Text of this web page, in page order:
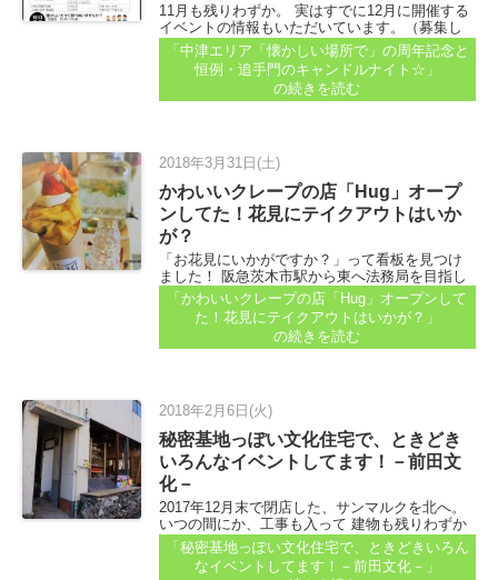
11月も残りわずか。 実はすでに12月に開催する
イベントの情報もいただいています。（募集し
まーす記事、後日アップしますね） 12月イベン
トまとめ記事のアップを待ってたらギリギリ過
ぎや…！というイベントと、今届いているイベ
ントを紹介します...
「中津エリア「懐かしい場所で」の周年記念と
恒例・追手門のキャンドルナイト☆」
の続きを読む
2018年3月31日(土)
かわいいクレープの店「Hug」オープ
ンしてた！花見にテイクアウトはいか
が？
「お花見にいかがですか？」って看板を見つけ
ました！ 阪急茨木市駅から東へ法務局を目指し
て、交差点を南へ入った道沿いです。「情報は
ココ」へも3月初め頃に投稿をいただいてました
よね...
「かわいいクレープの店「Hug」オープンして
た！花見にテイクアウトはいかが？」
の続きを読む
2018年2月6日(火)
秘密基地っぽい文化住宅で、ときどき
いろんなイベントしてます！－前田文
化－
2017年12月末で閉店した、サンマルクを北へ。
いつの間にか、工事も入って 建物も残りわずか
になっていました。 で、そのサンマルクだった
場所から北へ、まっすぐ...
「秘密基地っぽい文化住宅で、ときどきいろん
なイベントしてます！－前田文化－」